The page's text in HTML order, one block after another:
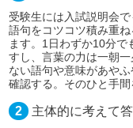
受験生には入試説明会
語句をコツコツ積み重
ます。1日わずか10分で
すし、言葉の力は一朝
ない語句や意味があや
確認する。そのひと手間
2 主体的に考えて